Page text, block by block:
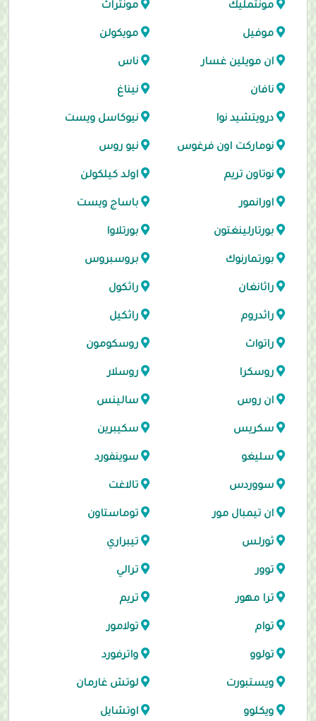
مونتمليك مونتراث
موفيل مويكولن
ان مويلين غسار ناس
نافان نيناغ
درويتشيد نوا نيوكاسل ويست
نوماركت اون فرغوس نيو روس
نوتاون تريم اولد كيلكولن
اورانمور باساج ويست
بورتارلينغتون بورتلاوا
بورتمارنوك بروسبروس
راثانغان راثكول
راثدروم راثكيل
راتواث روسكومون
روسكرا روسلار
ان روس سالينس
سكريس سكيبرين
سليغو سوينفورد
سووردس تالاغت
ان تيمبال مور توماستاون
ثورلس تيبراري
توور ترالي
ترا مهور تريم
توام تولامور
تولوو واترفورد
ويستبورت لوتش غارمان
ويكلوو اوتشايل